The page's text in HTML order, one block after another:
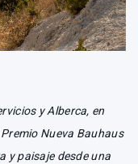
y Alberca, en
Nueva Bauhaus
y paisaje desde una